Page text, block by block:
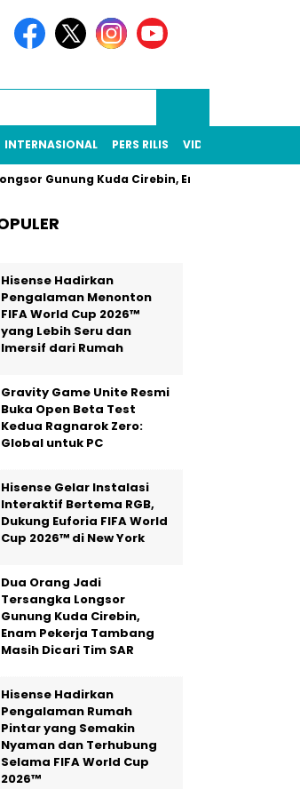
INTERNASIONAL PERS RILIS VIDEO
Kuda Cirebin, Enam Pekerja Tambang
Hisense Hadirkan
Pengalaman Menonton
FIFA World Cup 2026™
yang Lebih Seru dan
Imersif dari Rumah
Gravity Game Unite Resmi
Buka Open Beta Test
Kedua Ragnarok Zero:
Global untuk PC
Hisense Gelar Instalasi
Interaktif Bertema RGB,
Dukung Euforia FIFA World
Cup 2026™ di New York
Dua Orang Jadi
Tersangka Longsor
Gunung Kuda Cirebin,
Enam Pekerja Tambang
Masih Dicari Tim SAR
Hisense Hadirkan
Pengalaman Rumah
Pintar yang Semakin
Nyaman dan Terhubung
Selama FIFA World Cup
2026™